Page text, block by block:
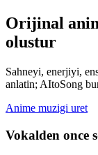
Orijinal
olustur
Sahneyi, enerjiyi,
anlatin; AItoSong
Anime muzigi uret
Vokalden once